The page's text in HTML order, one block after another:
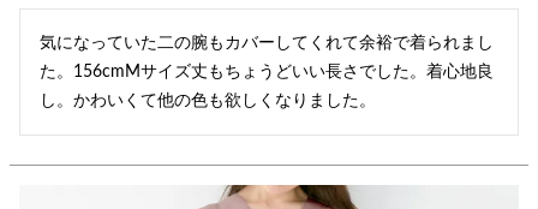
気になっていた二の腕もカバーしてくれて余裕で着られまし
た。156cmMサイズ丈もちょうどいい長さでした。着心地良
し。かわいくて他の色も欲しくなりました。